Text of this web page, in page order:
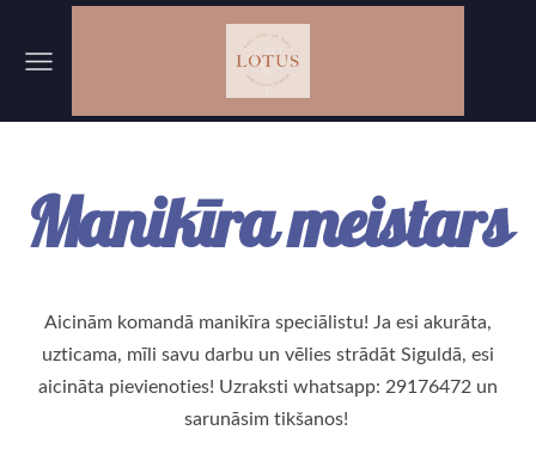
Manikīra meistars
Aicinām komandā manikīra speciālistu! Ja esi akurāta,
uzticama, mīli savu darbu un vēlies strādāt Siguldā, esi
aicināta pievienoties! Uzraksti whatsapp: 29176472 un
sarunāsim tikšanos!